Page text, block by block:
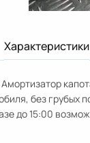
Характеристики
без грубых
до 15:00